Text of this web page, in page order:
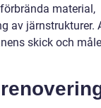
material,
av järnstrukturer.
skick och